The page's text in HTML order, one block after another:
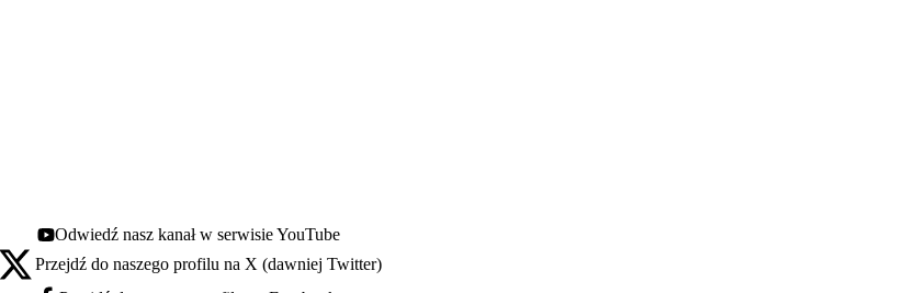
Youtube - otwiera się w nowej karcie
Odwiedź nasz kanał w serwisie YouTube
X - otwiera się w nowej karcie
Przejdź do naszego profilu na X (dawniej Twitter)